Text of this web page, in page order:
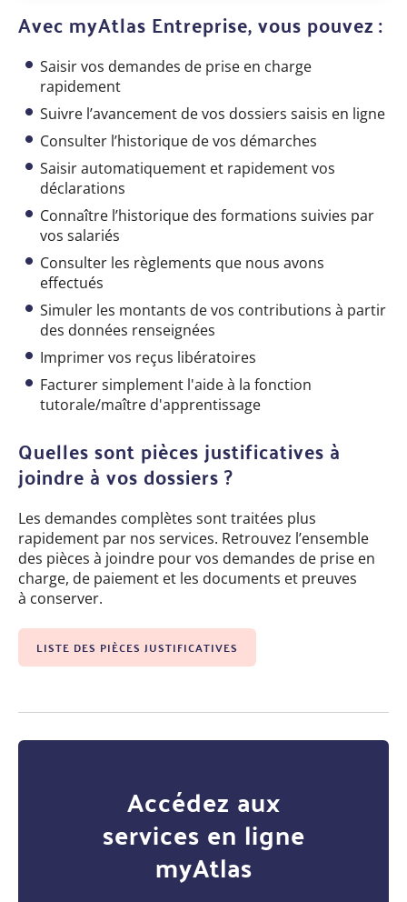
Avec myAtlas Entreprise, vous pouvez :
Saisir vos demandes de prise en charge
rapidement
Suivre l’avancement de vos dossiers saisis en ligne
Consulter l’historique de vos démarches
Saisir automatiquement et rapidement vos
déclarations
Connaître l’historique des formations suivies par
vos salariés
Consulter les règlements que nous avons
effectués
Simuler les montants de vos contributions à partir
des données renseignées
Imprimer vos reçus libératoires
Facturer simplement l'aide à la fonction
tutorale/maître d'apprentissage
Quelles sont pièces justificatives à
joindre à vos dossiers ?
Les demandes complètes sont traitées plus
rapidement par nos services. Retrouvez l’ensemble
des pièces à joindre pour vos demandes de prise en
charge, de paiement et les documents et preuves
à conserver.
LISTE DES PIÈCES JUSTIFICATIVES
Accédez aux
services en ligne
myAtlas